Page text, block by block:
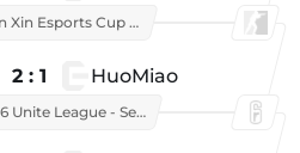
Xin Xin Esports Cup 2026
2 : 1 HuoMiao
R6 Unite League - Season 1